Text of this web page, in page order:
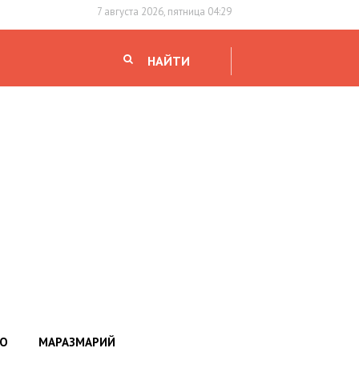
7 августа 2026, пятница 04:29
НАЙТИ
МАРАЗМАРИЙ